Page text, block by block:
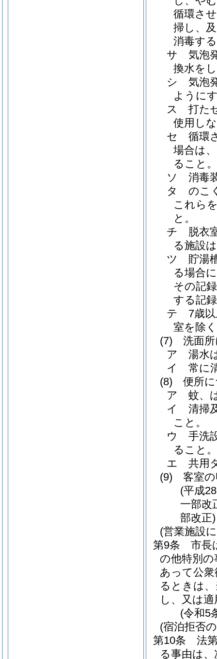
循環さ
掃し、
消毒す
サ
気泡
換水を
シ
気泡
ように
ス
打た
使用し
セ
循環
場合は
ること。
ソ
消毒
タ
のこ
これら
と。
チ
脱衣
る施設
ツ
貯湯
る場合
その記録
する記
テ
7歳
室を除
(7)
洗面
ア
湯水
イ
常に
(8)
便所
ア
蚊、
イ
清掃
こと。
ウ
手洗
ること。
エ
共用
(9)
客室
(平成
一部改
部改正)
(営業施設
第9条
市長
の他特別
あって公
るときは
し、又は
(令和5
(宿泊拒否
第10条
法
る事由は